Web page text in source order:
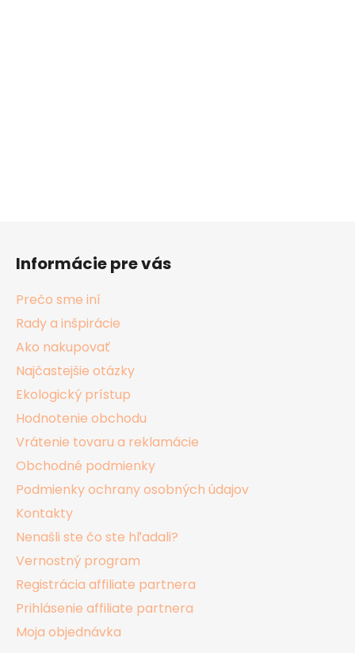
Informácie pre vás
Prečo sme iní
Rady a inšpirácie
Ako nakupovať
Najčastejšie otázky
Ekologický prístup
Hodnotenie obchodu
Vrátenie tovaru a reklamácie
Obchodné podmienky
Podmienky ochrany osobných údajov
Kontakty
Nenašli ste čo ste hľadali?
Vernostný program
Registrácia affiliate partnera
Prihlásenie affiliate partnera
Moja objednávka